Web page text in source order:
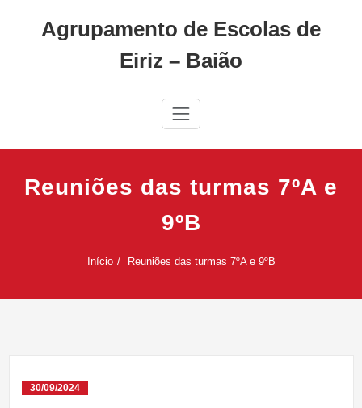
Agrupamento de Escolas de
Eiriz – Baião
Reuniões das turmas 7ºA e
9ºB
Início Reuniões das turmas 7ºA e 9ºB
30/09/2024